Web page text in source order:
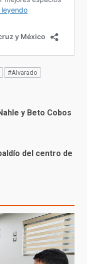
#Alvarado
y Beto Cobos
del centro de